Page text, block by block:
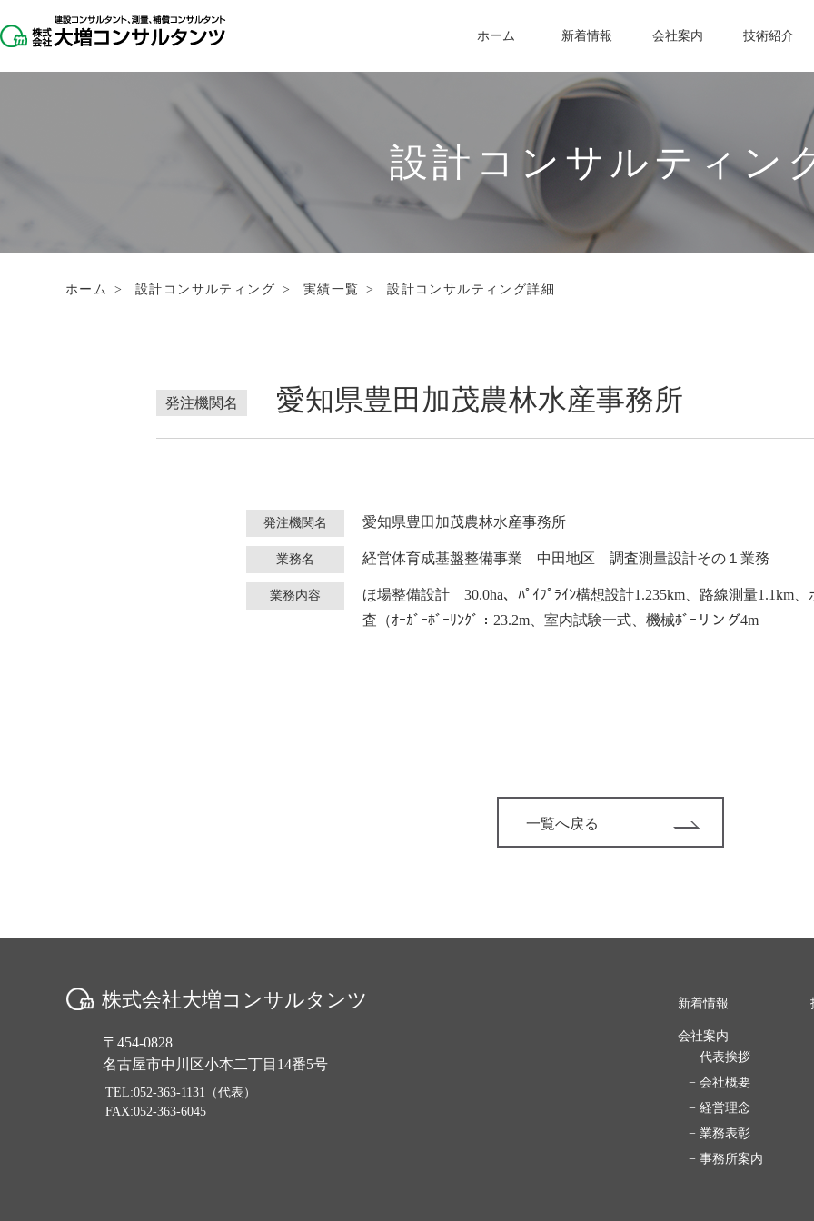
ホーム 新着情報 会社案内 技術紹介
設計コンサルティン
ホーム > 設計コンサルティング > 実績一覧 > 設計コンサルティング詳細
発注機関名 愛知県豊田加茂農林水産事務所
発注機関名 愛知県豊田加茂農林水産事務所
業務名 経営体育成基盤整備事業 中田地区 調査測量設計その１業務
業務内容
ほ場整備設計 30.0ha、ﾊﾟｲﾌﾟﾗｲﾝ構想設計1.235km、路線測量1.1km、
査（ｵｰｶﾞｰﾎﾞｰﾘﾝｸﾞ：23.2m、室内試験一式、機械ﾎﾞｰリング4m
一覧へ戻る
株式会社大増コンサルタンツ
〒454-0828
名古屋市中川区小本二丁目14番5号
TEL:052-363-1131（代表）
FAX:052-363-6045
新着情報
会社案内
− 代表挨拶
− 会社概要
− 経営理念
− 業務表彰
− 事務所案内